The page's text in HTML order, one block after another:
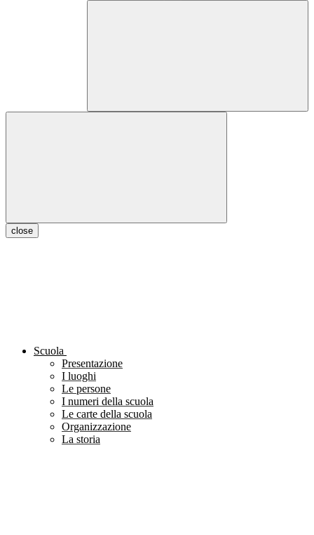
close
Scuola
Presentazione
I luoghi
Le persone
I numeri della scuola
Le carte della scuola
Organizzazione
La storia